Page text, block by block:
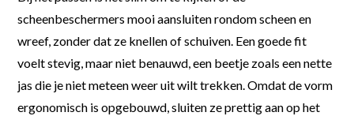
scheenbeschermers mooi aansluiten rondom scheen en
wreef, zonder dat ze knellen of schuiven. Een goede fit
voelt stevig, maar niet benauwd, een beetje zoals een nette
jas die je niet meteen weer uit wilt trekken. Omdat de vorm
ergonomisch is opgebouwd, sluiten ze prettig aan op het